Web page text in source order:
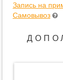
Запись на
Самовывоз